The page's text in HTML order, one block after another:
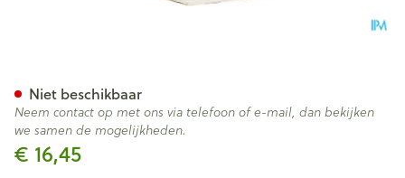
€ 16,45
Niet beschikbaar
Neem contact op met ons via telefoon of e-mail, dan bekijken
we samen de mogelijkheden.